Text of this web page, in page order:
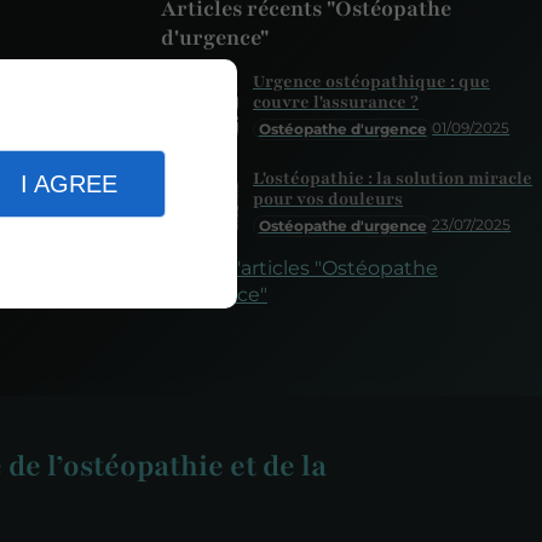
I AGREE
Articles récents "Ostéopathe
d'urgence"
Ostéopathe d'urgence 01/09/2025
Urgence ostéopathique : que
couvre l'assurance ?
Ostéopathe d'urgence 23/07/2025
L'ostéopathie : la solution miracle
pour vos douleurs
Plus d'articles "Ostéopathe
d'urgence"
de l’ostéopathie et de la